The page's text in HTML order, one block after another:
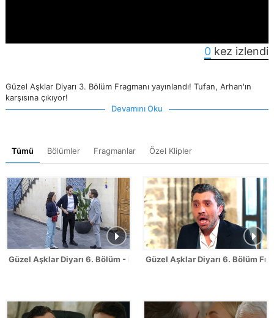
0 kez izlendi
Güzel Aşklar Diyarı 3. Bölüm Fragmanı yayınlandı! Tufan, Arhan'ın
karşısına çıkıyor!
Devamını Oku
Tümü Bölümler Fragmanlar Özel Klipler
Güzel Aşklar Diyarı 6. Bölüm - FİNALGüzel Aşklar Diyarı 6. Bölüm